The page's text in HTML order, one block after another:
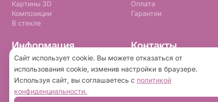
Картины 3D
Композиции
В стекле
Оплата
Гарантии
Информация
Правила программы лояльности
Политика конфиденциальности
Пользовательское соглашение
Контакты
+7 (992) 310-99-09
buketnay@bk.ru
Сайт использует cookie. Вы можете отказаться от
использования cookie, изменив настройки в браузере.
Используя сайт, вы соглашаетесь с политикой
конфиденциальности.